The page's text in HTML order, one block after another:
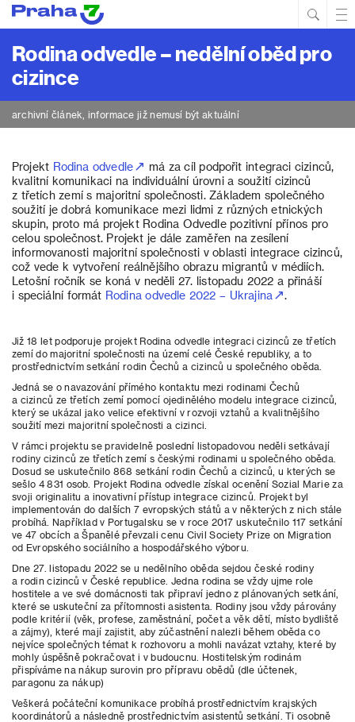
Rodina odvedle – nedělní oběd pro
cizince
archivní článek, informace již nemusí být aktuální
Projekt Rodina odvedle
má za cíl podpořit integraci cizinců,
kvalitní komunikaci na individuální úrovni a soužití cizinců
z třetích zemí s majoritní společnosti. Základem společného
soužití je dobrá komunikace mezi lidmi z různých etnických
skupin, proto má projekt Rodina Odvedle pozitivní přínos pro
celou společnost. Projekt je dále zaměřen na zesílení
informovanosti majoritní společnosti v oblasti integrace cizinců,
což vede k vytvoření reálnějšího obrazu migrantů v médiích.
Letošní ročník se koná v neděli 27. listopadu 2022 a přináší
i speciální formát Rodina odvedle 2022 – Ukrajina .
Již 18 let podporuje projekt Rodina odvedle integraci cizinců ze třetích
zemí do majoritní společnosti na území celé České republiky, a to
prostřednictvím setkání rodin Čechů a cizinců u společného oběda.
Jedná se o navazování přímého kontaktu mezi rodinami Čechů
a cizinců ze třetích zemí pomocí ojedinělého modelu integrace cizinců,
který se ukázal jako velice efektivní v rozvoji vztahů a kvalitnějšího
soužití mezi majoritní společnosti a cizinci.
V rámci projektu se pravidelně poslední listopadovou neděli setkávají
rodiny cizinců ze třetích zemí s českými rodinami u společného oběda.
Dosud se uskutečnilo 868 setkání rodin Čechů a cizinců, u kterých se
sešlo 4 831 osob. Projekt Rodina odvedle získal ocenění Sozial Marie za
svoji originalitu a inovativní přístup integrace cizinců. Projekt byl
implementován do dalších 7 evropských států a v některých z nich stále
probíhá. Například v Portugalsku se v roce 2017 uskutečnilo 117 setkání
ve 47 obcích a Španělé převzali cenu Civil Society Prize on Migration
od Evropského sociálního a hospodářského výboru.
Dne 27. listopadu 2022 se u nedělního oběda sejdou české rodiny
a rodin cizinců v České republice. Jedna rodina se vždy ujme role
hostitele a ve své domácnosti tak připraví jedno z plánovaných setkání,
které se uskuteční za přítomnosti asistenta. Rodiny jsou vždy párovány
podle kritérií (věk, profese, zaměstnání, počet a věk dětí, místo bydliště
a zájmy), které mají zajistit, aby zúčastnění nalezli během oběda co
nejvíce společných témat k rozhovoru a mohli navázat vztahy, které by
mohly úspěšně pokračovat i v budoucnu. Hostitelským rodinám
přispíváme na nákup surovin pro přípravu obědů (dle účtenek,
paragonu za nákup)
Veškerá počáteční komunikace probíhá prostřednictvím krajských
koordinátorů a následně prostřednictvím asistentů setkání. Ti osobně